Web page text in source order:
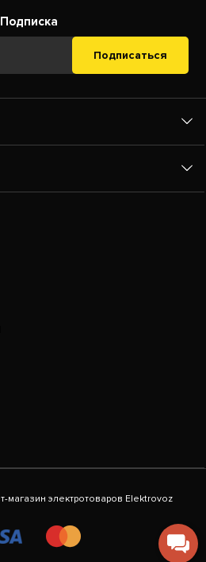
Подписка
Подписаться
магазин электротоваров Elektrovoz